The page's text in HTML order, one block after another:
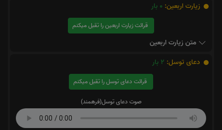
زیارت اربعین: 0 بار
قرائت زیارت اربعین را تقبل میکنم
متن زیارت اربعین
دعای توسل: 2 بار
قرائت دعای توسل را تقبل میکنم
صوت دعای توسل(فرهمند)